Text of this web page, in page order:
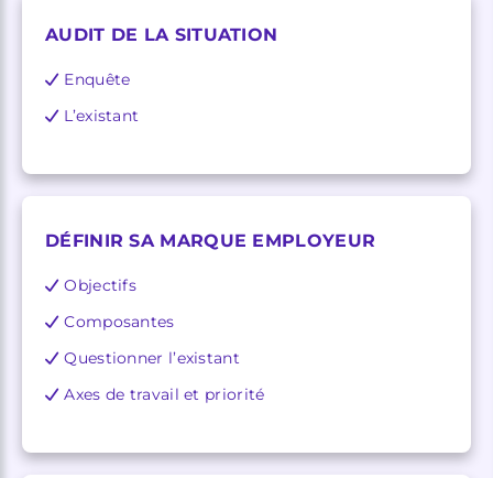
AUDIT DE LA SITUATION
Enquête
L’existant
DÉFINIR SA MARQUE EMPLOYEUR
Objectifs
Composantes
Questionner l’existant
Axes de travail et priorité